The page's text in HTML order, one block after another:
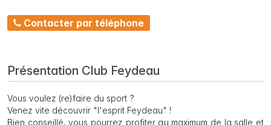
Contacter par téléphone
Présentation Club Feydeau
Vous voulez (re)faire du sport ?
Venez vite découvrir "l'esprit Feydeau" !
Bien conseillé, vous pourrez profiter au maximum de la salle et